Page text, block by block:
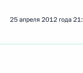
25 апреля 2012 года